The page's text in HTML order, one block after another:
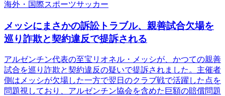
海外・国際スポーツサッカー
メッシにまさかの訴訟トラブル、親善試合欠場を
巡り詐欺と契約違反で提訴される
アルゼンチン代表の至宝リオネル・メッシが、かつての親善
試合を巡り詐欺と契約違反の疑いで提訴されました。主催者
側はメッシが欠場した一方で翌日のクラブ戦で活躍した点を
問題視しており、アルゼンチン協会を含めた巨額の賠償問題